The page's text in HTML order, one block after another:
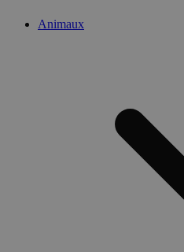
Animaux